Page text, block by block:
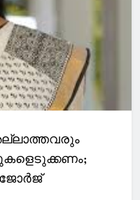
ജോര്‍ജ്